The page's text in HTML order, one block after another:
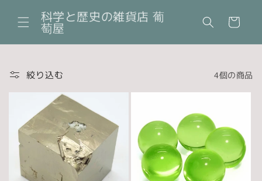
ンツに
進む
科学と歴史の雑貨店 葡
萄屋
ー
絞り込む 4個の商品